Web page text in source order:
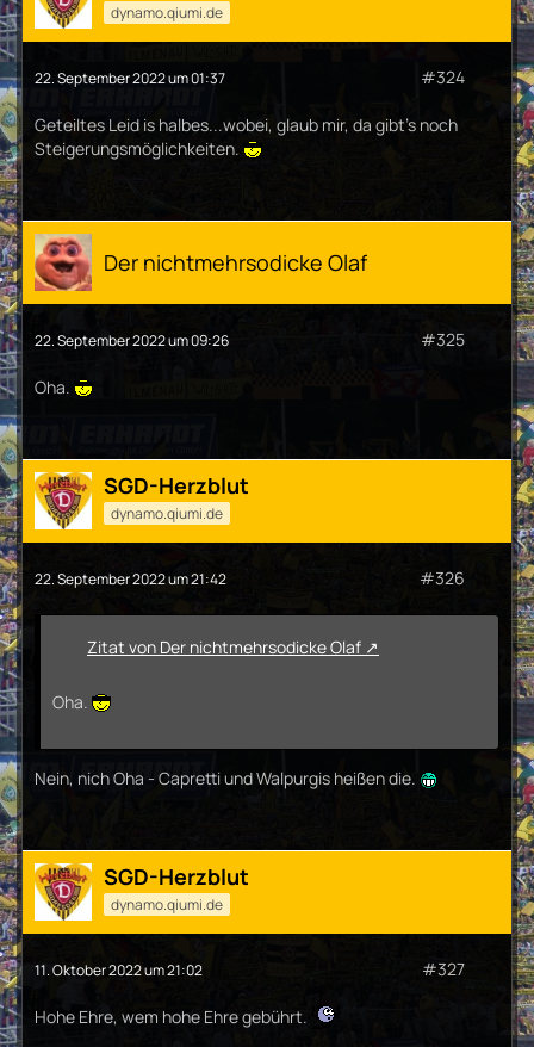
dynamo.qiumi.de
22. September 2022 um 01:37 #324
Geteiltes Leid is halbes...wobei, glaub mir, da gibt's noch
Steigerungsmöglichkeiten.
Der nichtmehrsodicke Olaf
22. September 2022 um 09:26 #325
Oha.
SGD-Herzblut
dynamo.qiumi.de
22. September 2022 um 21:42 #326
Zitat von Der nichtmehrsodicke Olaf
Oha.
Nein, nich Oha - Capretti und Walpurgis heißen die.
SGD-Herzblut
dynamo.qiumi.de
11. Oktober 2022 um 21:02 #327
Hohe Ehre, wem hohe Ehre gebührt.